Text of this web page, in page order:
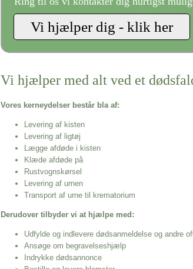
Vi hjælper med alt ved et
Vores kerneydelser består bla af:
Levering af kisten
Levering af ligtøj
Lægge afdøde i kisten
Klæde afdøde på
Rustvognskørsel
Levering af urnen
Transport af urne til krematorium
Derudover tilbyder vi at hjælpe med:
Udfylde og indlevere dødsanmeldelse og andre
Ansøge om begravelseshjælp
Indrykke dødsannonce